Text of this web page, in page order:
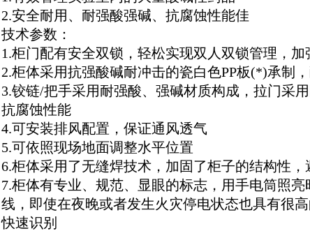
2.安全耐用、耐强酸强碱、抗腐蚀性能佳
技术参数：
1.柜门配有安全双锁，轻松实现双人双锁管理，加
2.柜体采用抗强酸碱耐冲击的瓷白色PP板(*)承制
3.铰链/把手采用耐强酸、强碱材质构成，拉门采用
抗腐蚀性能
4.可安装排风配置，保证通风透气
5.可依照现场地面调整水平位置
6.柜体采用了无缝焊技术，加固了柜子的结构性
7.柜体有专业、规范、显眼的标志，用手电筒照
线，即使在夜晚或者发生火灾停电状态也具有很
快速识别